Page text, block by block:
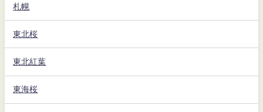
札幌
東北桜
東北紅葉
東海桜